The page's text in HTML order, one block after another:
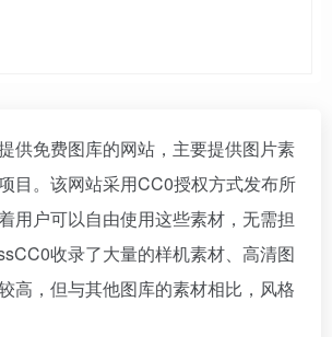
供免费图库的网站，主要提供图片素
目。该网站采用CC0授权方式发布所
用户可以自由使用这些素材，无需担
收录了大量的样机素材、高清图
高，但与其他图库的素材相比，风格